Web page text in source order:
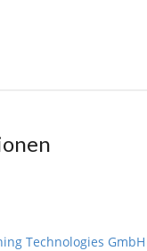
Technologies GmbH